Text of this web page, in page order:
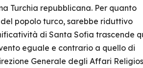
Turchia repubblicana. Per quanto
popolo turco, sarebbe riduttivo
di Santa Sofia trascende
eguale e contrario a quello di
Generale degli Affari